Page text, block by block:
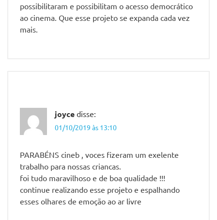
possibilitaram e possibilitam o acesso democrático
ao cinema. Que esse projeto se expanda cada vez
mais.
joyce disse:
01/10/2019 às 13:10
PARABÉNS cineb , voces fizeram um exelente
trabalho para nossas criancas.
foi tudo maravilhoso e de boa qualidade !!!
continue realizando esse projeto e espalhando
esses olhares de emoção ao ar livre